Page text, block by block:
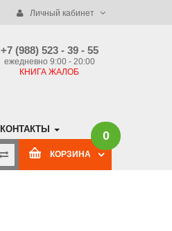
Личный кабинет
+7 (988) 523 - 39 - 55
ежедневно 9:00 - 20:00
КНИГА ЖАЛОБ
КОНТАКТЫ
КОРЗИНА
0